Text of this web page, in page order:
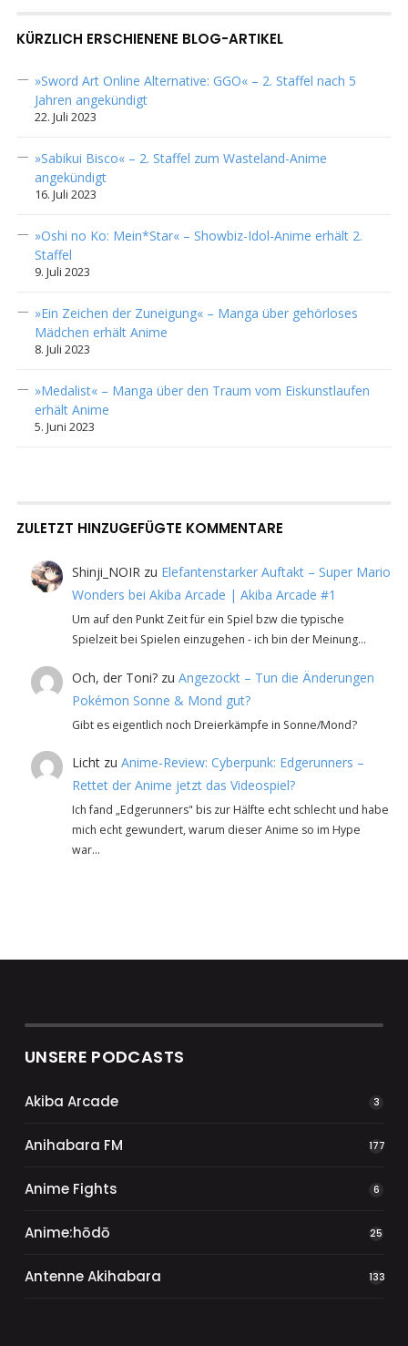
KÜRZLICH ERSCHIENENE BLOG-ARTIKEL
»Sword Art Online Alternative: GGO« – 2. Staffel nach 5
Jahren angekündigt
22. Juli 2023
»Sabikui Bisco« – 2. Staffel zum Wasteland-Anime
angekündigt
16. Juli 2023
»Oshi no Ko: Mein*Star« – Showbiz-Idol-Anime erhält 2.
Staffel
9. Juli 2023
»Ein Zeichen der Zuneigung« – Manga über gehörloses
Mädchen erhält Anime
8. Juli 2023
»Medalist« – Manga über den Traum vom Eiskunstlaufen
erhält Anime
5. Juni 2023
ZULETZT HINZUGEFÜGTE KOMMENTARE
Shinji_NOIR zu Elefantenstarker Auftakt – Super Mario
Wonders bei Akiba Arcade | Akiba Arcade #1
Um auf den Punkt Zeit für ein Spiel bzw die typische
Spielzeit bei Spielen einzugehen - ich bin der Meinung…
Och, der Toni? zuAngezockt – Tun die Änderungen
Pokémon Sonne & Mond gut?
Gibt es eigentlich noch Dreierkämpfe in Sonne/Mond?
Licht zuAnime-Review: Cyberpunk: Edgerunners –
Rettet der Anime jetzt das Videospiel?
Ich fand „Edgerunners" bis zur Hälfte echt schlecht und habe
mich echt gewundert, warum dieser Anime so im Hype
war…
UNSERE PODCASTS
Akiba Arcade 3
Anihabara FM 177
Anime Fights 6
Anime:hōdō 25
Antenne Akihabara 133